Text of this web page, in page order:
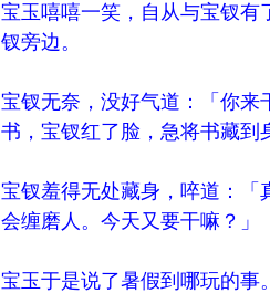
宝玉嘻嘻一笑，自从与宝钗有
钗旁边。
宝钗无奈，没好气道：「你来
书，宝钗红了脸，急将书藏到
宝钗羞得无处藏身，啐道：「
会缠磨人。今天又要干嘛？」
宝玉于是说了暑假到哪玩的事